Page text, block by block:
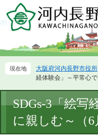
ー
先
ニ
を
て
大阪府河内長野市役所
経体験会」～平常心で
文
SDGs-3「絵写
に親しむ～（6